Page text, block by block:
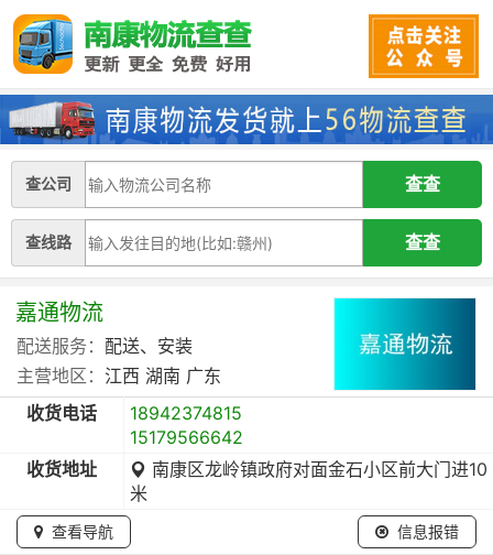
查公司
查线路
嘉通物流
配送服务： 配送、安装
主营地区： 江西 湖南 广东
收货电话
18942374815
15179566642
收货地址
南康区龙岭镇政府对面金石小区前大门进10
米
查看导航 信息报错